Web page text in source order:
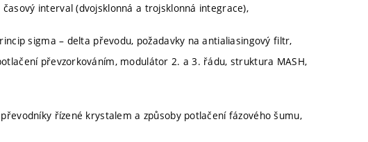
interval (dvojsklonná a trojsklonná integrace),
sigma – delta převodu, požadavky na antialiasingový filtr,
převzorkováním, modulátor 2. a 3. řádu, struktura MASH,
řízené krystalem a způsoby potlačení fázového šumu,